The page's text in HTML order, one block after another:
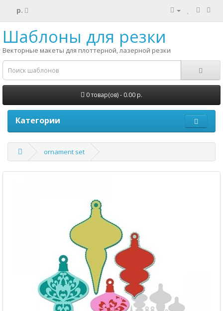
р.
Шаблоны для резки
Векторные макеты для плоттерной, лазерной резки
0 товар(ов) - 0.00 р.
Категории
ornament set